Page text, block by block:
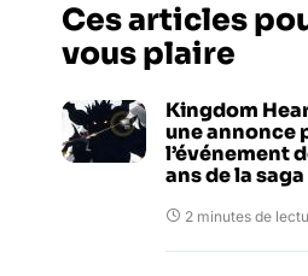
Ces articles
vous plaire
Kingdom
une annonce
l’événement
ans de la saga
2 minutes de